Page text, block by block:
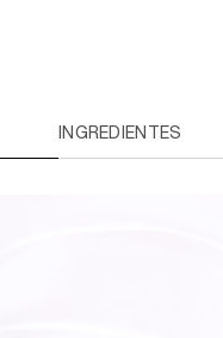
INGREDIENTES